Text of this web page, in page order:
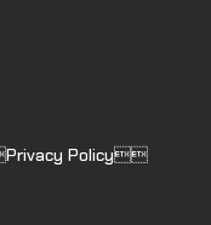
Policy